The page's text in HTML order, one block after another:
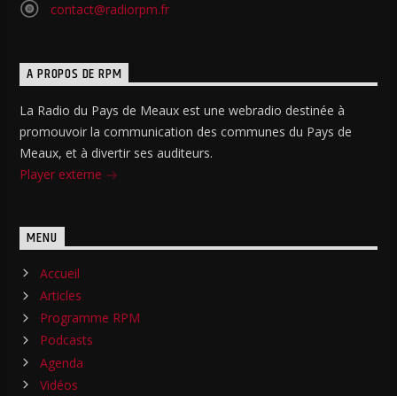
contact@radiorpm.fr
A PROPOS DE RPM
La Radio du Pays de Meaux est une webradio destinée à
promouvoir la communication des communes du Pays de
Meaux, et à divertir ses auditeurs.
Player externe
MENU
Accueil
Articles
Programme RPM
Podcasts
Agenda
Vidéos